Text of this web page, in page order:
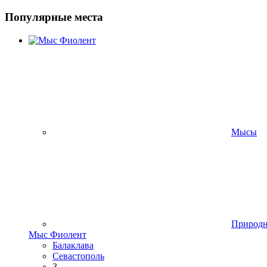
Популярные места
Мысы
Мыс Фиолент
Балаклава
Севастополь